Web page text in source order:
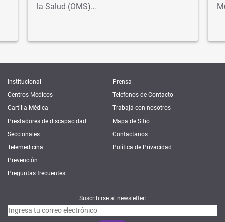
la Salud (OMS)…
Institucional
Centros Médicos
Cartilla Médica
Prestadores de discapacidad
Seccionales
Telemedicina
Prevención
Preguntas frecuentes
Prensa
Teléfonos de Contacto
Trabajá con nosotros
Mapa de Sitio
Contactanos
Política de Privacidad
Suscribirse al newsletter: